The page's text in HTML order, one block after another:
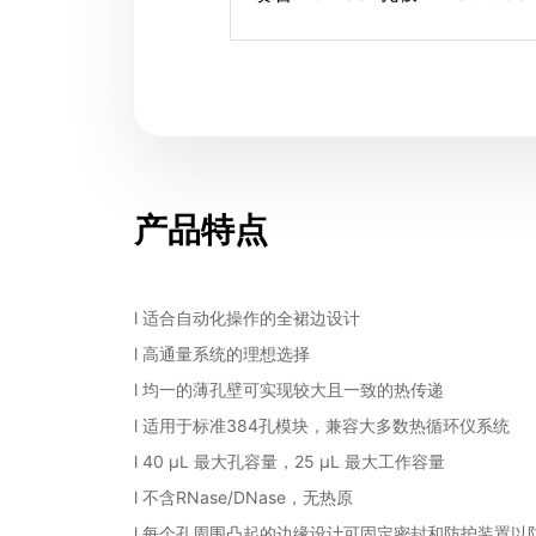
产品特点
l 适合自动化操作的全裙边设计
l 高通量系统的理想选择
l 均一的薄孔壁可实现较大且一致的热传递
l 适用于标准384孔模块，兼容大多数热循环仪系统
l 40 µL 最大孔容量，25 µL 最大工作容量
l 不含RNase/DNase，无热原